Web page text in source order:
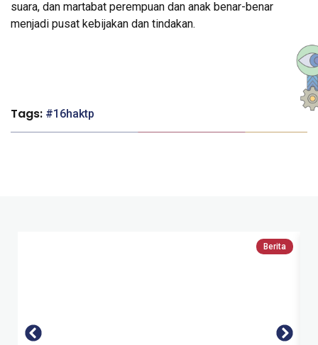
suara, dan martabat perempuan dan anak benar-benar
menjadi pusat kebijakan dan tindakan.
Tags: 16haktp
Berita